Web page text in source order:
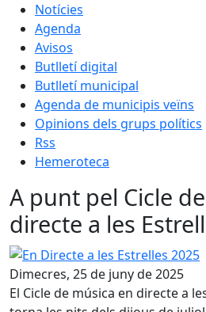
Notícies
Agenda
Avisos
Butlletí digital
Butlletí municipal
Agenda de municipis veïns
Opinions dels grups polítics
Rss
Hemeroteca
A punt pel Cicle
directe a les
En Directe a les Estrelles 2025
Dimecres, 25 de juny de 2025
El Cicle de música en directe a